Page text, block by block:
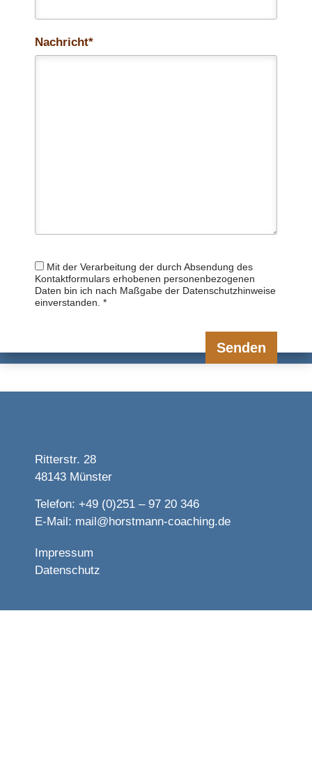
Nachricht*
Mit der Verarbeitung der durch Absendung des
Kontaktformulars erhobenen personenbezogenen
Daten bin ich nach Maßgabe der Datenschutzhinweise
einverstanden. *
Ritterstr. 28
48143 Münster
Telefon: +49 (0)251 – 97 20 346
E-Mail: mail@horstmann-coaching.de
Impressum
Datenschutz